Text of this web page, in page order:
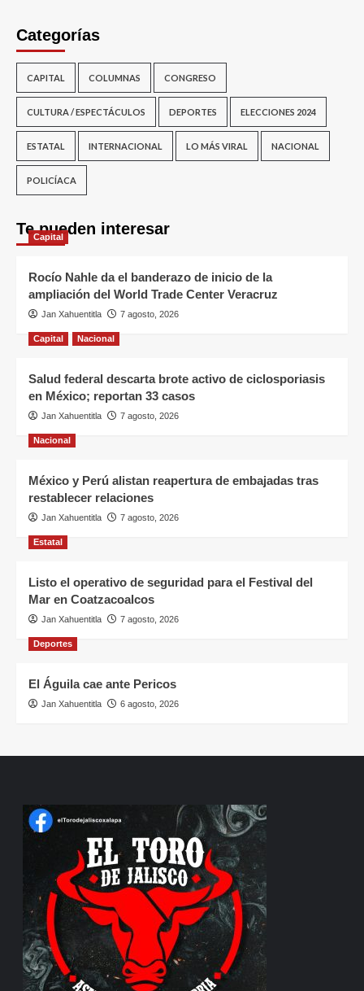
Categorías
CAPITAL COLUMNAS CONGRESO
CULTURA / ESPECTÁCULOS DEPORTES ELECCIONES 2024
ESTATAL INTERNACIONAL LO MÁS VIRAL NACIONAL
POLICÍACA
Te pueden interesar
Capital
Rocío Nahle da el banderazo de inicio de la
ampliación del World Trade Center Veracruz
Jan Xahuentitla 7 agosto, 2026
Capital Nacional
Salud federal descarta brote activo de ciclosporiasis
en México; reportan 33 casos
Jan Xahuentitla 7 agosto, 2026
Nacional
México y Perú alistan reapertura de embajadas tras
restablecer relaciones
Jan Xahuentitla 7 agosto, 2026
Estatal
Listo el operativo de seguridad para el Festival del
Mar en Coatzacoalcos
Jan Xahuentitla 7 agosto, 2026
Deportes
El Águila cae ante Pericos
Jan Xahuentitla 6 agosto, 2026